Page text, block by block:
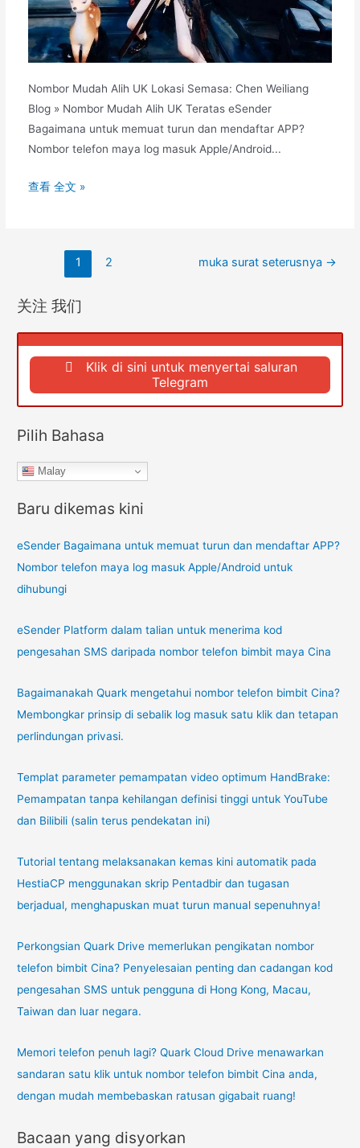
Nombor Mudah Alih UK Lokasi Semasa: Chen Weiliang
Blog » Nombor Mudah Alih UK Teratas eSender
Bagaimana untuk memuat turun dan mendaftar APP?
Nombor telefon maya log masuk Apple/Android...
Bagaimana
alih
asing?
akaun
permainan
dengan
telefon
alih
negara
查看 全文 »
1 2 muka surat seterusnya →
关注 我们
Klik di sini untuk menyertai saluran
Telegram
Pilih Bahasa
Malay
Baru dikemas kini
eSender Bagaimana untuk memuat turun dan mendaftar APP?
Nombor telefon maya log masuk Apple/Android untuk
dihubungi
eSender Platform dalam talian untuk menerima kod
pengesahan SMS daripada nombor telefon bimbit maya Cina
Bagaimanakah Quark mengetahui nombor telefon bimbit Cina?
Membongkar prinsip di sebalik log masuk satu klik dan tetapan
perlindungan privasi.
Templat parameter pemampatan video optimum HandBrake:
Pemampatan tanpa kehilangan definisi tinggi untuk YouTube
dan Bilibili (salin terus pendekatan ini)
Tutorial tentang melaksanakan kemas kini automatik pada
HestiaCP menggunakan skrip Pentadbir dan tugasan
berjadual, menghapuskan muat turun manual sepenuhnya!
Perkongsian Quark Drive memerlukan pengikatan nombor
telefon bimbit Cina? Penyelesaian penting dan cadangan kod
pengesahan SMS untuk pengguna di Hong Kong, Macau,
Taiwan dan luar negara.
Memori telefon penuh lagi? Quark Cloud Drive menawarkan
sandaran satu klik untuk nombor telefon bimbit Cina anda,
dengan mudah membebaskan ratusan gigabait ruang!
Bacaan yang disyorkan